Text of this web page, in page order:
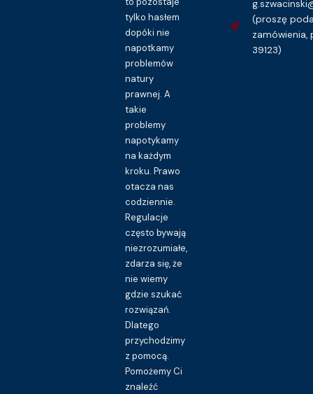
tylko hasłem
dopóki nie
napotkamy
problemów
natury
prawnej. A
takie
problemy
napotykamy
na każdym
kroku. Prawo
otacza nas
codziennie.
Regulacje
często bywają
niezrozumiałe,
zdarza się, że
nie wiemy
gdzie szukać
rozwiązań.
Dlatego
przychodzimy
z pomocą.
Pomożemy Ci
znaleźć
(proszę
zamówienia,
39123)